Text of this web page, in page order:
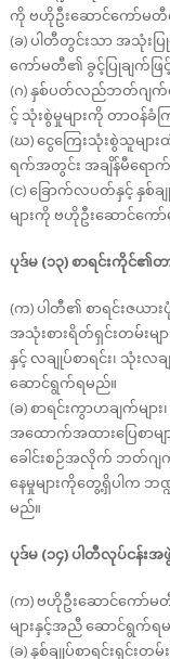
ကို ဗဟိုဦးဆောင်ကော်မတီ
(ခ) ပါတီတွင်းသာ အသုံးပ
ကော်မတီ၏ ခွင့်ပြုချက်ဖြ
(ဂ) နှစ်ပတ်လည်ဘတ်ဂျက်လ
င့် သုံးစွဲမှုများကို တာဝန်
(ဃ) ငွေကြေးသုံးစွဲသူမျ
ရက်အတွင်း အချိန်မီရောက်
(င) ခြောက်လပတ်နှင့် နှစ်ခ
များကို ဗဟိုဦးဆောင်က
ပုဒ်မ (၁၃) စာရင်းကိုင်၏တာ
(က) ပါတီ၏ စာရင်းဇယာ
အသုံးစားရိတ်ရှင်းတမ်းမျာ
နှင့် လချုပ်စာရင်း၊ သုံးလခ
ဆောင်ရွက်ရမည်။
(ခ) စာရင်းကွာဟချက်မျာ
အထောက်အထားပြေစာမျ
ခေါင်းစဉ်အလိုက် ဘတ်ဂ
နေမှုများကိုတွေ့ရှိပါက ဘဏ္
မည်။
ပုဒ်မ (၁၄) ပါတီလုပ်ငန်းအဖွဲ့
(က) ဗဟိုဦးဆောင်ကော်မ
များနှင့်အညီ ဆောင်ရွက်ရ
(ခ) နှစ်ချုပ်စာရင်းရှင်